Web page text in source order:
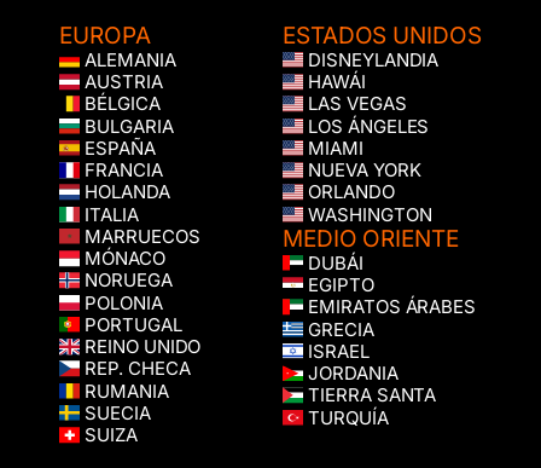
EUROPA
ALEMANIA
AUSTRIA
BÉLGICA
BULGARIA
ESPAÑA
FRANCIA
HOLANDA
ITALIA
MARRUECOS
MÓNACO
NORUEGA
POLONIA
PORTUGAL
REINO UNIDO
REP. CHECA
RUMANIA
SUECIA
SUIZA
ESTADOS UNIDOS
DISNEYLANDIA
HAWÁI
LAS VEGAS
LOS ÁNGELES
MIAMI
NUEVA YORK
ORLANDO
WASHINGTON
MEDIO ORIENTE
DUBÁI
EGIPTO
EMIRATOS ÁRABES
GRECIA
ISRAEL
JORDANIA
TIERRA SANTA
TURQUÍA